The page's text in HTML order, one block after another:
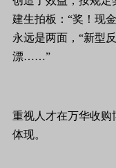
建生拍板：“奖！现
永远是两面，“新型
漂……”
重视人才在万华收购
体现。